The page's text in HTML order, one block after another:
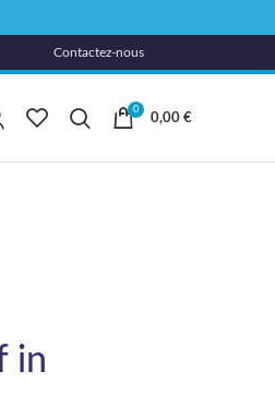
Contactez-nous
0
0,00 €
in